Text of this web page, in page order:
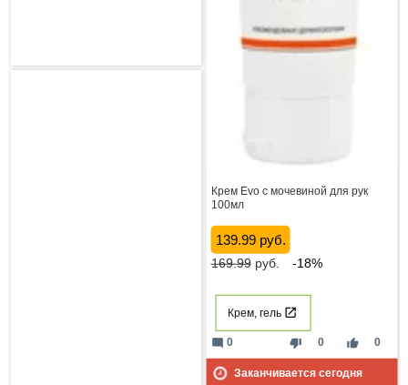
Крем Evo с мочевиной для рук
100мл
139.99 руб.
169.99руб. -18%
Крем, гель
thumb_down 0 thumb_up 0
mode_comment 0
Заканчивается сегодня